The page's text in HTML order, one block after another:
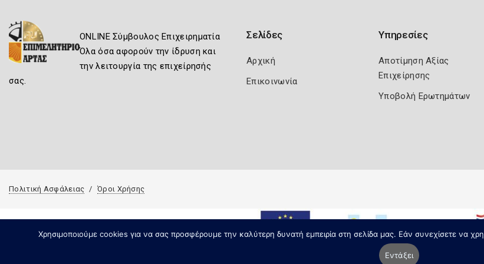
ONLINE Σύμβουλος Επιχειρηματία
Όλα όσα αφορούν την ίδρυση και
την λειτουργία της επιχείρησής
σας.
Σελίδες
Αρχική
Επικοινωνία
Υπηρεσίες
Αποτίμηση Αξίας
Επιχείρησης
Υποβολή Ερωτημάτων
Πολιτική Ασφάλειας Όροι Χρήσης
Χρησιμοποιούμε cookies για να σας προσφέρουμε την καλύτερη δυνατή εμπειρία στη σελίδα μας. Εάν συνεχίσετε να
Εντάξει